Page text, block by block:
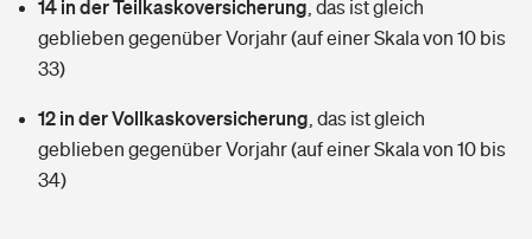
Sie haben Fragen?
Restkreditversicherung
Zur Übersicht
Tools
Hundehalter-Haftpflicht
Handyversicherung
Tools
Wer versichert was: Jetzt Versicherer finden
Sie haben Fragen?
14 in der Teilkaskoversicherung das ist gleich
geblieben gegenüber Vorjahr (auf einer Skala von 10 bis
33)
12 in der Vollkaskoversicherung das ist gleich
geblieben gegenüber Vorjahr (auf einer Skala von 10 bis
34)